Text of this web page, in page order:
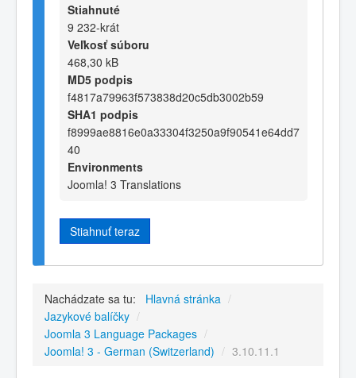
Stiahnuté
9 232-krát
Veľkosť súboru
468,30 kB
MD5 podpis
f4817a79963f573838d20c5db3002b59
SHA1 podpis
f8999ae8816e0a33304f3250a9f90541e64dd7
40
Environments
Joomla! 3 Translations
Stiahnuť teraz
Nachádzate sa tu: Hlavná stránka /
Jazykové balíčky /
Joomla 3 Language Packages /
Joomla! 3 - German (Switzerland) / 3.10.11.1